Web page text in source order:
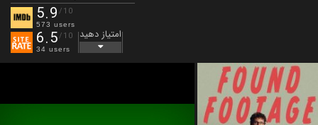
5.9 /10
573 users
6.5/10
34 users
امتیاز دهید